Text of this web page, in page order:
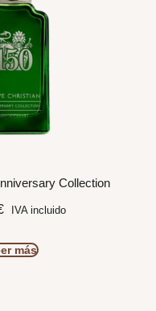
Collection
IVA incluido
más